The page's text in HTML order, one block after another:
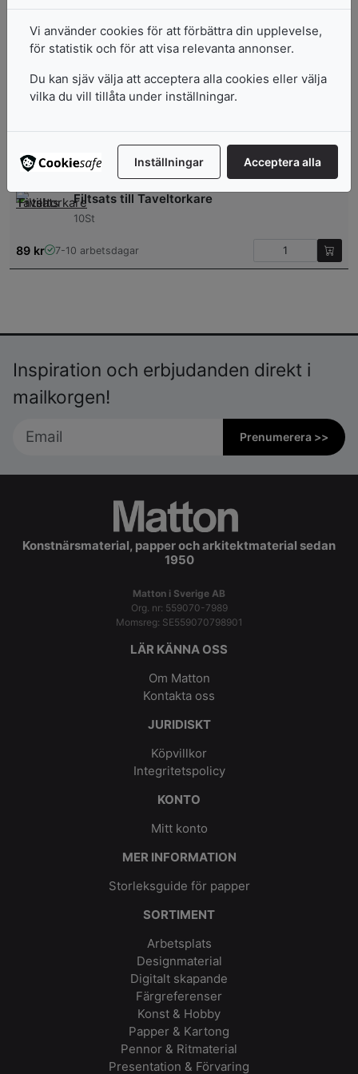
14 000kr 7-10 arbetsdagar
Namnskyltar, Klämma och Nål
110kr 7-10 arbetsdagar
Niceday Taveltorkare Mini Inkl. Penna
19kr I lager: 1-3 arbetsdagar
Filtsats till Taveltorkare
10St
89 kr 7-10 arbetsdagar
Inspiration och erbjudanden direkt i
mailkorgen!
Prenumerera >>
Konstnärsmaterial, papper och arkitektmaterial sedan
1950
Matton i Sverige AB
Org. nr: 559070-7989
Momsreg: SE559070798901
LÄR KÄNNA OSS
Om Matton
Kontakta oss
JURIDISKT
Köpvillkor
Integritetspolicy
KONTO
Mitt konto
MER INFORMATION
Storleksguide för papper
SORTIMENT
Arbetsplats
Designmaterial
Digitalt skapande
Färgreferenser
Konst & Hobby
Papper & Kartong
Pennor & Ritmaterial
Presentation & Förvaring
Vi använder cookies för att förbättra din upplevelse,
för statistik och för att visa relevanta annonser.
Du kan sjäv välja att acceptera alla cookies eller välja
vilka du vill tillåta under inställningar.
Inställningar Acceptera alla